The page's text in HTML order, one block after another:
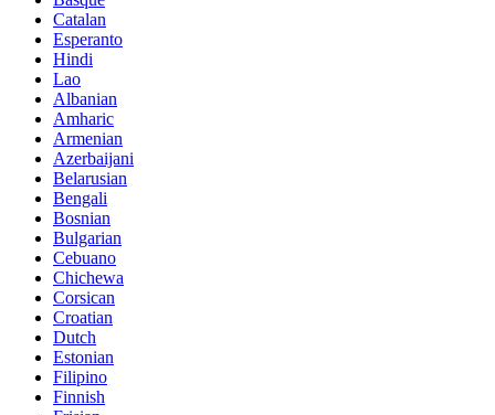
Catalan
Esperanto
Hindi
Lao
Albanian
Amharic
Armenian
Azerbaijani
Belarusian
Bengali
Bosnian
Bulgarian
Cebuano
Chichewa
Corsican
Croatian
Dutch
Estonian
Filipino
Finnish